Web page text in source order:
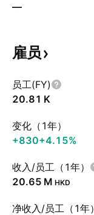
—
雇员
员工(FY)
‪20.81 K‬
变化（1年）
+830+4.15%
收入/员工（1年）
‪20.65 M‬ HKD
净收入/员工（1年）